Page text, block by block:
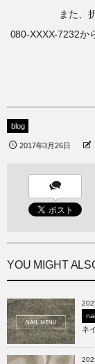
また、
080-XXXX-7232か
blog
2017年3月26日
YOU MIGHT
ネ